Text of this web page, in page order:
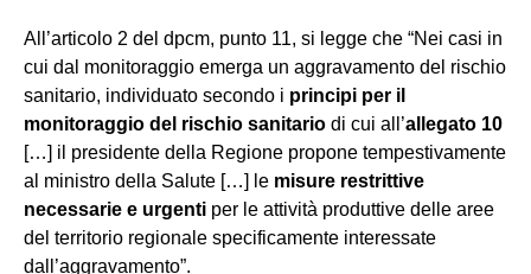
All’articolo 2 del dpcm, punto 11, si legge che “Nei casi in
cui dal monitoraggio emerga un aggravamento del rischio
sanitario, individuato secondo i principi per il
monitoraggio del rischio sanitario di cui all’allegato 10
[…] il presidente della Regione propone tempestivamente
al ministro della Salute […] le misure restrittive
necessarie e urgenti per le attività produttive delle aree
del territorio regionale specificamente interessate
dall’aggravamento”.